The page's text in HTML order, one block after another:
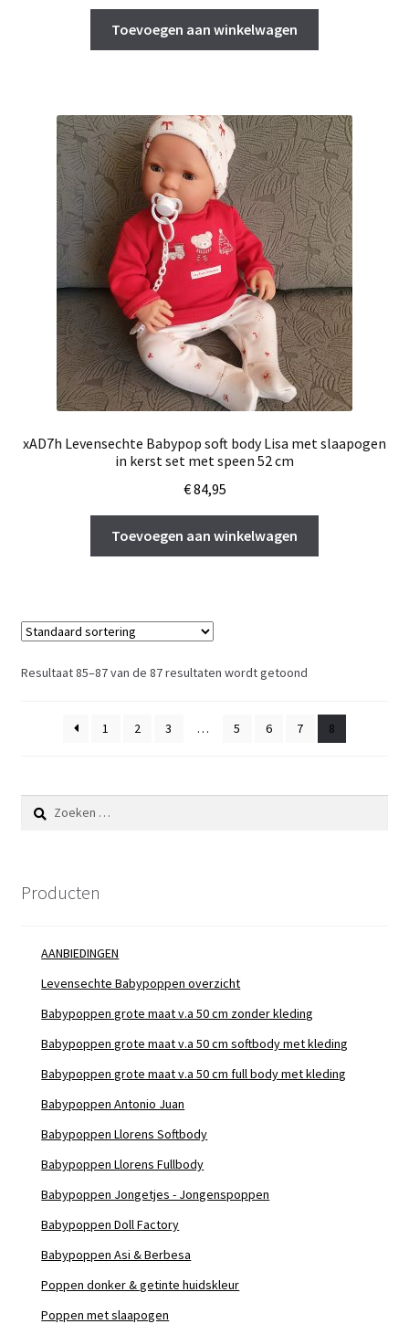
Toevoegen aan winkelwagen
xAD7h Levensechte Babypop soft body Lisa met slaapogen
in kerst set met speen 52 cm
€84,95
Toevoegen aan winkelwagen
Resultaat 85–87 van de 87 resultaten wordt getoond
1 2 3 … 5 6 7 8
Zoeken
naar:
Producten
AANBIEDINGEN
Levensechte Babypoppen overzicht
Babypoppen grote maat v.a 50 cm zonder kleding
Babypoppen grote maat v.a 50 cm softbody met kleding
Babypoppen grote maat v.a 50 cm full body met kleding
Babypoppen Antonio Juan
Babypoppen Llorens Softbody
Babypoppen Llorens Fullbody
Babypoppen Jongetjes - Jongenspoppen
Babypoppen Doll Factory
Babypoppen Asi & Berbesa
Poppen donker & getinte huidskleur
Poppen met slaapogen